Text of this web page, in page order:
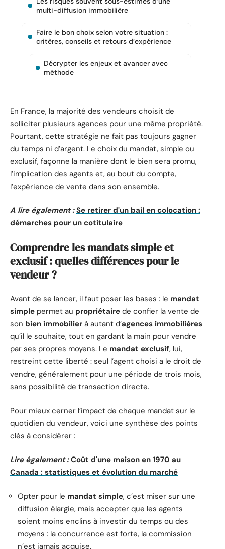
multi-diffusion immobilière
Faire le bon choix selon votre situation :
critères, conseils et retours d’expérience
Décrypter les enjeux et avancer avec
méthode
En France, la majorité des vendeurs choisit de
solliciter plusieurs agences pour une même propriété.
Pourtant, cette stratégie ne fait pas toujours gagner
du temps ni d’argent. Le choix du mandat, simple ou
exclusif, façonne la manière dont le bien sera promu,
l’implication des agents et, au bout du compte,
l’expérience de vente dans son ensemble.
A lire également : Se retirer d'un bail en colocation :
démarches pour un cotitulaire
Comprendre les mandats simple et
exclusif : quelles différences pour le
vendeur ?
Avant de se lancer, il faut poser les bases : le mandat
simple permet au propriétaire de confier la vente de
son bien immobilier à autant d’agences immobilières
qu’il le souhaite, tout en gardant la main pour vendre
par ses propres moyens. Le mandat exclusif, lui,
restreint cette liberté : seul l’agent choisi a le droit de
vendre, généralement pour une période de trois mois,
sans possibilité de transaction directe.
Pour mieux cerner l’impact de chaque mandat sur le
quotidien du vendeur, voici une synthèse des points
clés à considérer :
Lire également : Coût d'une maison en 1970 au
Canada : statistiques et évolution du marché
Opter pour le mandat simple, c’est miser sur une
diffusion élargie, mais accepter que les agents
soient moins enclins à investir du temps ou des
moyens : la concurrence est forte, la commission
n’est jamais acquise.